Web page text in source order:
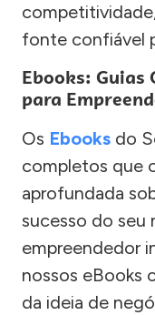
fonte confiável
Ebooks: Guias
para
Os Ebooks do
completos que
aprofundada
sucesso do seu
empreendedor
nossos eBooks
da ideia de